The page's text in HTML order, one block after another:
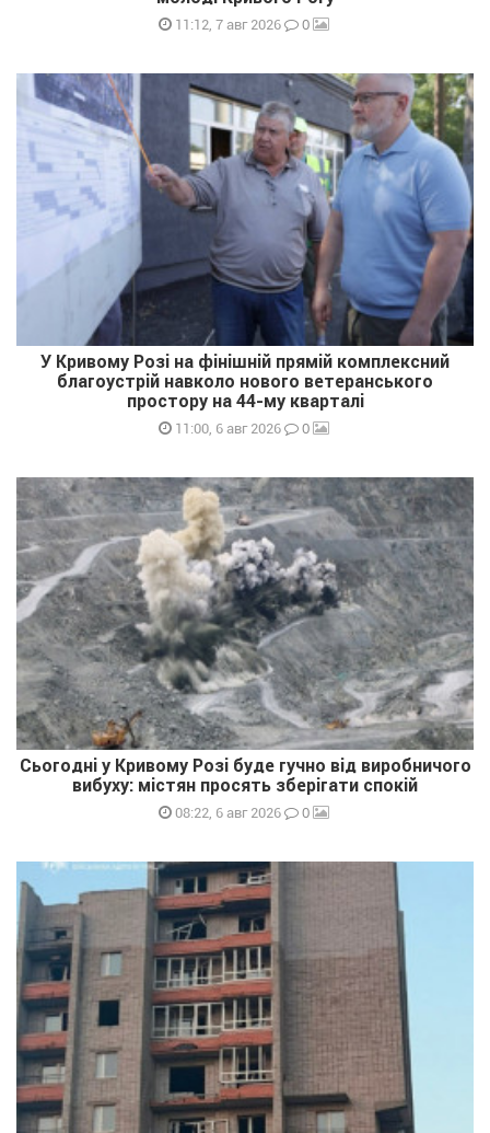
11:12, 7 авг 2026 0
У Кривому Розі на фінішній прямій комплексний
благоустрій навколо нового ветеранського
простору на 44-му кварталі
11:00, 6 авг 2026 0
Сьогодні у Кривому Розі буде гучно від виробничого
вибуху: містян просять зберігати спокій
08:22, 6 авг 2026 0